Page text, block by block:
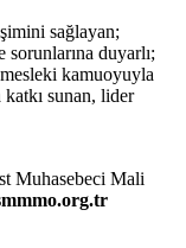
sağlayan;
duyarlı;
kamuoyuyla
sunan, lider
Muhasebeci Mali